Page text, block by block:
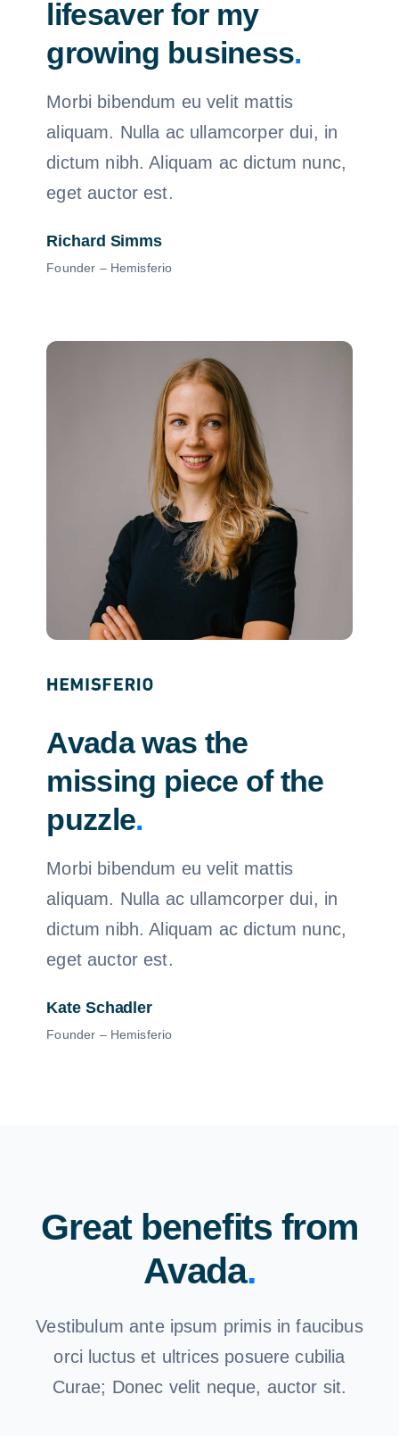
lifesaver for my
growing business.
Morbi bibendum eu velit mattis
aliquam. Nulla ac ullamcorper dui, in
dictum nibh. Aliquam ac dictum nunc,
eget auctor est.
Richard Simms
Founder – Hemisferio
Avada was the
missing piece of the
puzzle.
Morbi bibendum eu velit mattis
aliquam. Nulla ac ullamcorper dui, in
dictum nibh. Aliquam ac dictum nunc,
eget auctor est.
Kate Schadler
Founder – Hemisferio
Great benefits from
Avada.
Vestibulum ante ipsum primis in faucibus
orci luctus et ultrices posuere cubilia
Curae; Donec velit neque, auctor sit.